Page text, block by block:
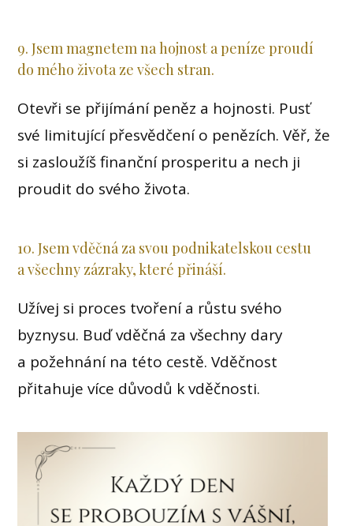
9. Jsem magnetem na hojnost a peníze proudí
do mého života ze všech stran.
Otevři se přijímání peněz a hojnosti. Pusť
své limitující přesvědčení o penězích. Věř, že
si zasloužíš finanční prosperitu a nech ji
proudit do svého života.
10. Jsem vděčná za svou podnikatelskou cestu
a všechny zázraky, které přináší.
Užívej si proces tvoření a růstu svého
byznysu. Buď vděčná za všechny dary
a požehnání na této cestě. Vděčnost
přitahuje více důvodů k vděčnosti.